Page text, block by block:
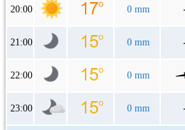
20:00 0 mm
21:00 0 mm
22:00 0 mm
23:00 0 mm